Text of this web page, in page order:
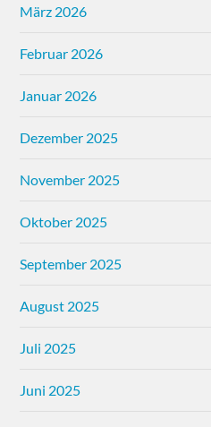
März 2026
Februar 2026
Januar 2026
Dezember 2025
November 2025
Oktober 2025
September 2025
August 2025
Juli 2025
Juni 2025